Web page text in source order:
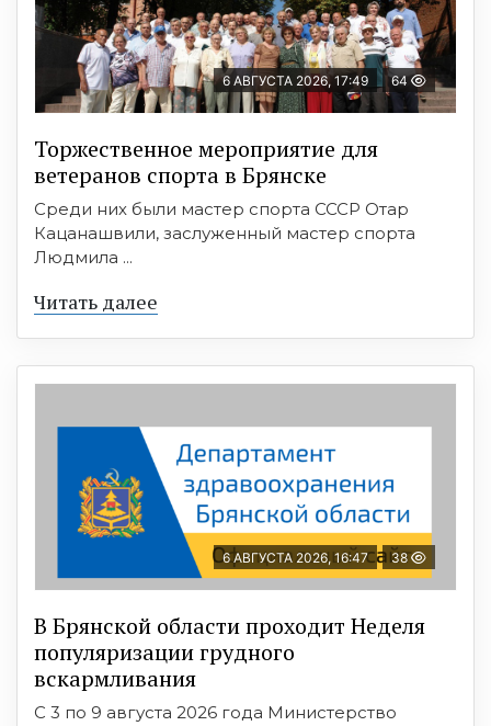
6 АВГУСТА 2026, 17:49 64
Торжественное мероприятие для
ветеранов спорта в Брянске
Среди них были мастер спорта СССР Отар
Кацанашвили, заслуженный мастер спорта
Людмила ...
Читать далее
6 АВГУСТА 2026, 16:47 38
В Брянской области проходит Неделя
популяризации грудного
вскармливания
С 3 по 9 августа 2026 года Министерство